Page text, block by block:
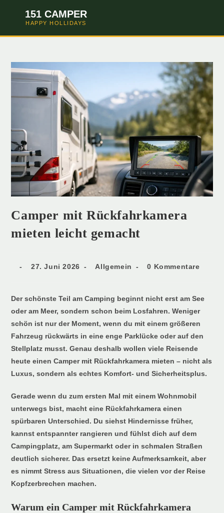
151 CAMPER
HAPPY HOLLIDAYS
Camper mit Rückfahrkamera
mieten leicht gemacht
27. Juni 2026 Allgemein 0 Kommentare
Der schönste Teil am Camping beginnt nicht erst am See
oder am Meer, sondern schon beim Losfahren. Weniger
schön ist nur der Moment, wenn du mit einem größeren
Fahrzeug rückwärts in eine enge Parklücke oder auf den
Stellplatz musst. Genau deshalb wollen viele Reisende
heute einen Camper mit Rückfahrkamera mieten – nicht als
Luxus, sondern als echtes Komfort- und Sicherheitsplus.
Gerade wenn du zum ersten Mal mit einem Wohnmobil
unterwegs bist, macht eine Rückfahrkamera einen
spürbaren Unterschied. Du siehst Hindernisse früher,
kannst entspannter rangieren und fühlst dich auf dem
Campingplatz, am Supermarkt oder in schmalen Straßen
deutlich sicherer. Das ersetzt keine Aufmerksamkeit, aber
es nimmt Stress aus Situationen, die vielen vor der Reise
Kopfzerbrechen machen.
Warum ein Camper mit Rückfahrkamera